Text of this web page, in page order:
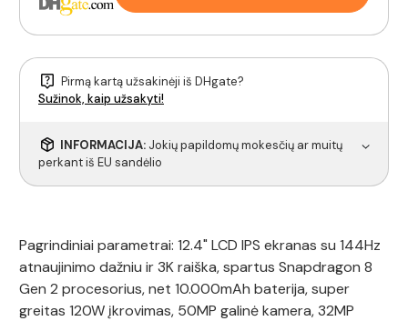
Pirmą kartą užsakinėji iš DHgate?
Sužinok, kaip užsakyti!
INFORMACIJA: Jokių papildomų mokesčių ar muitų
perkant iš EU sandėlio
Pagrindiniai parametrai: 12.4" LCD IPS ekranas su 144Hz
atnaujinimo dažniu ir 3K raiška, spartus Snapdragon 8
Gen 2 procesorius, net 10.000mAh baterija, super
greitas 120W įkrovimas, 50MP galinė kamera, 32MP